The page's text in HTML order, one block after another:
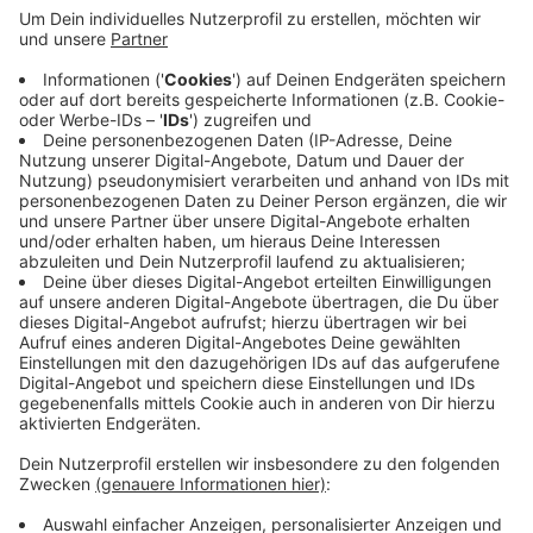
Anzeige
Das sei in der Natur normal - zum Beispiel, wenn die
Eltern gerade etwas zu Essen suchen. Dann würden
sich die Jungen oft an den Boden kauern. Hilfe durch
uns Menschen sei aber nur dann nötig, wenn das Tier
offensichtlich verletzt ist. Was dann zu tun ist, hat die
Stadt auch aufgeschrieben.
Link zur Stadt
Anzeige
Anzeige